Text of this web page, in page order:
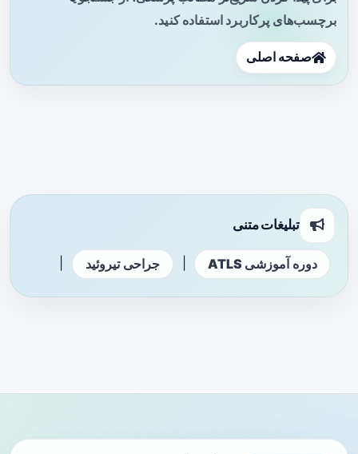
برچسب‌های پرکاربرد استفاده کنید.
صفحه اصلی
تبلیغات متنی
دوره آموزشی ATLS جراحی تیروئید